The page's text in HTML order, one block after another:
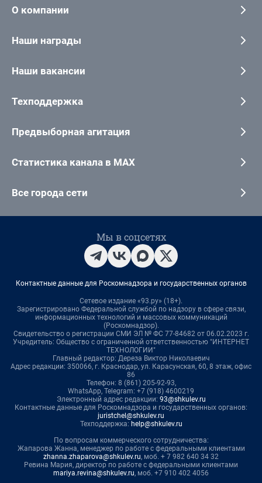
О компании
Наши награды
Наши вакансии
Техподдержка
Предвыборная агитация
Статистика канала в MAX
Все города сети
Мы в соцсетях
Контактные данные для Роскомнадзора и государственных органов
Сетевое издание «93.ру» (18+).
Зарегистрировано Федеральной службой по надзору в сфере связи,
информационных технологий и массовых коммуникаций
(Роскомнадзор).
Свидетельство о регистрации СМИ ЭЛ № ФС 77-84682 от 06.02.2023 г.
Учредитель: Общество с ограниченной ответственностью "ИНТЕРНЕТ
ТЕХНОЛОГИИ"
Главный редактор: Дереза Виктор Николаевич
Адрес редакции: 350066, г. Краснодар, ул. Карасунская, 60, 8 этаж, офис
86
Телефон: 8 (861) 205-92-93,
WhatsApp, Telegram: +7 (918) 4600219
Электронный адрес редакции: 93@shkulev.ru
Контактные данные для Роскомнадзора и государственных органов:
juristchel@shkulev.ru
Техподдержка: help@shkulev.ru
По вопросам коммерческого сотрудничества:
Жапарова Жанна, менеджер по работе с федеральными клиентами
zhanna.zhaparova@shkulev.ru, моб. + 7 982 640 34 32
Ревина Мария, директор по работе с федеральными клиентами
mariya.revina@shkulev.ru, моб. +7 910 402 4056